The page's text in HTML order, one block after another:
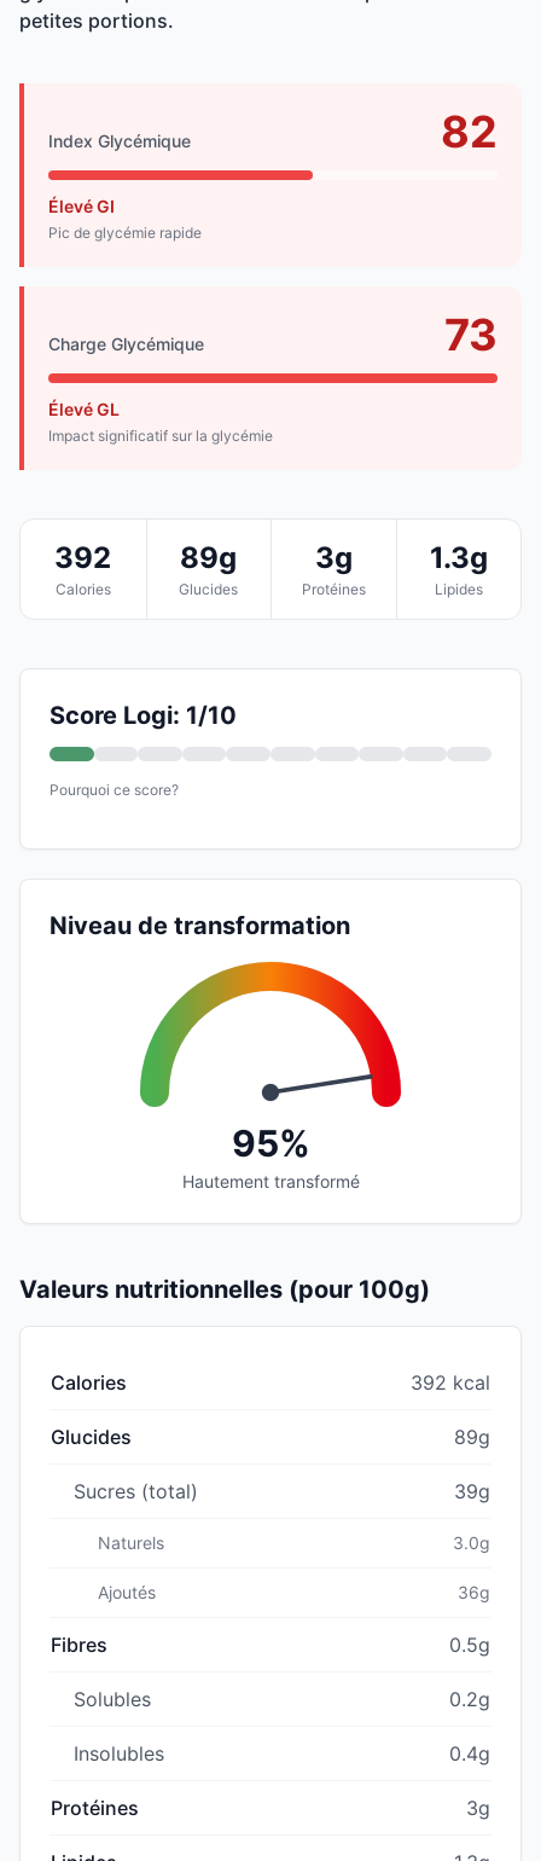
petites portions.
Index Glycémique 82
Élevé GI
Pic de glycémie rapide
Charge Glycémique 73
Élevé GL
Impact significatif sur la glycémie
392
Calories
89g
Glucides
3g
Protéines
1.3g
Lipides
Score Logi: 1/10
Pourquoi ce score?
Niveau de transformation
95%
Hautement transformé
Valeurs nutritionnelles (pour 100g)
Calories 392 kcal
Glucides 89g
Sucres (total) 39g
Naturels 3.0g
Ajoutés 36g
Fibres 0.5g
Solubles 0.2g
Insolubles 0.4g
Protéines 3g